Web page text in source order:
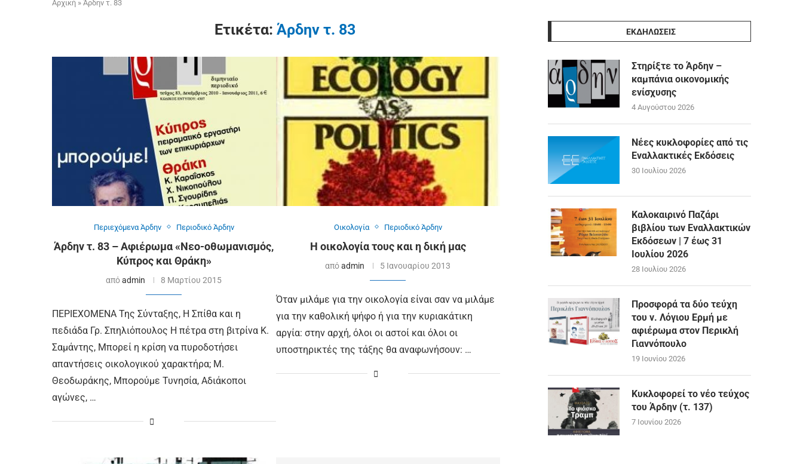
Αρχική » Άρδην τ. 83
Ετικέτα: Άρδην τ. 83
Περιεχόμενα Άρδην Περιοδικό Άρδην
Άρδην τ. 83 – Αφιέρωμα «Νεο-οθωμανισμός,
Κύπρος και Θράκη»
απόadmin 8 Μαρτίου 2015
ΠΕΡΙΕΧΟΜΕΝΑ Της Σύνταξης, Η Σπίθα και η
πεδιάδα Γρ. Σπηλιόπουλος Η πέτρα στη βιτρίνα Κ.
Σαμάντης, Μπορεί η κρίση να πυροδοτήσει
απαντήσεις οικολογικού χαρακτήρα; Μ.
Θεοδωράκης, Μπορούμε Τυνησία, Αδιάκοποι
αγώνες, …
Οικολογία Περιοδικό Άρδην
Η οικολογία τους και η δική μας
απόadmin 5 Ιανουαρίου 2013
Όταν μιλάμε για την οικολογία είναι σαν να μιλάμε
για την καθολική ψήφο ή για την κυριακάτικη
αργία: στην αρχή, όλοι οι αστοί και όλοι οι
υποστηρικτές της τάξης θα αναφωνήσουν: …
ΕΚΔΗΛΩΣΕΙΣ
Στηρίξτε το Άρδην –
καμπάνια οικονομικής
ενίσχυσης
4 Αυγούστου 2026
Νέες κυκλοφορίες από τις
Εναλλακτικές Εκδόσεις
30 Ιουλίου 2026
Καλοκαιρινό Παζάρι
βιβλίου των Εναλλακτικών
Εκδόσεων | 7 έως 31
Ιουλίου 2026
28 Ιουλίου 2026
Προσφορά τα δύο τεύχη
του ν. Λόγιου Ερμή με
αφιέρωμα στον Περικλή
Γιαννόπουλο
19 Ιουνίου 2026
Κυκλοφορεί το νέο τεύχος
του Άρδην (τ. 137)
7 Ιουνίου 2026